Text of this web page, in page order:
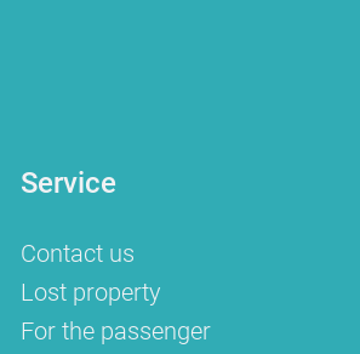
Service
Contact us
Lost property
For the passenger